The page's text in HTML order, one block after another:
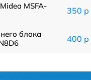
MSFA-
350 р
блока
400 р